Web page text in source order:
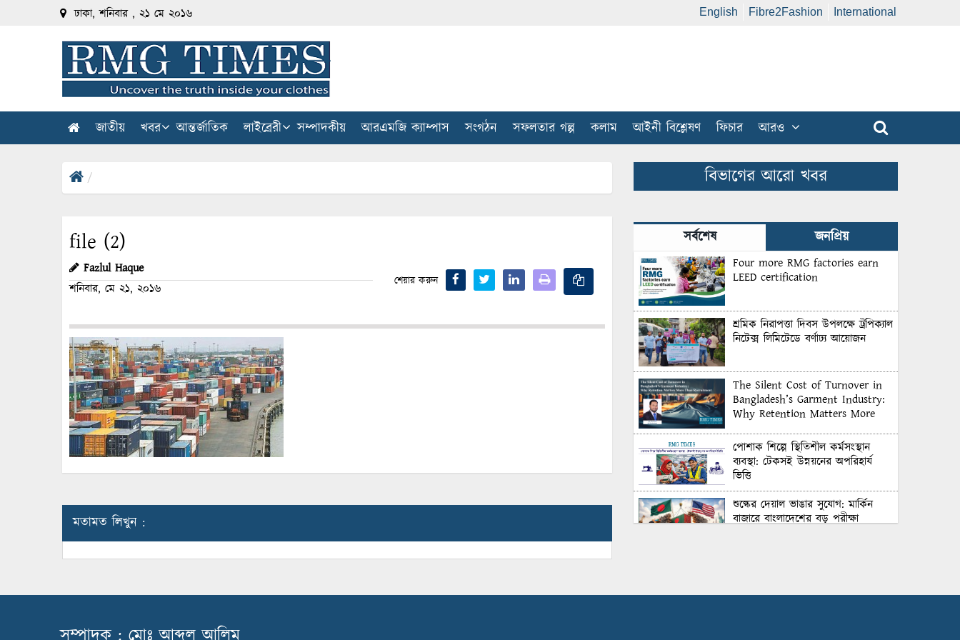
ঢাকা, শনিবার , ২১ মে ২০১৬ English Fibre2Fashion International
জাতীয় খবর আন্তর্জাতিক লাইব্রেরী সম্পাদকীয় আরএমজি ক্যাম্পাস সংগঠন সফলতার গল্প কলাম আইনী বিশ্লেষণ ফিচার আরও
file (2)
Fazlul Haque
শনিবার, মে ২১, ২০১৬
শেয়ার করুন
মতামত লিখুন :
বিভাগের আরো খবর
সর্বশেষ জনপ্রিয়
Four more RMG factories earn
LEED certification
শ্রমিক নিরাপত্তা দিবস উপলক্ষে ট্রপিক্যাল
নিটেক্স লিমিটেডে বর্ণাঢ্য আয়োজন
The Silent Cost of Turnover in
Bangladesh’s Garment Industry:
Why Retention Matters More
পোশাক শিল্পে স্থিতিশীল কর্মসংস্থান
ব্যবস্থা: টেকসই উন্নয়নের অপরিহার্য
ভিত্তি
শুল্কের দেয়াল ভাঙার সুযোগ: মার্কিন
বাজারে বাংলাদেশের বড় পরীক্ষা
Workers–2026